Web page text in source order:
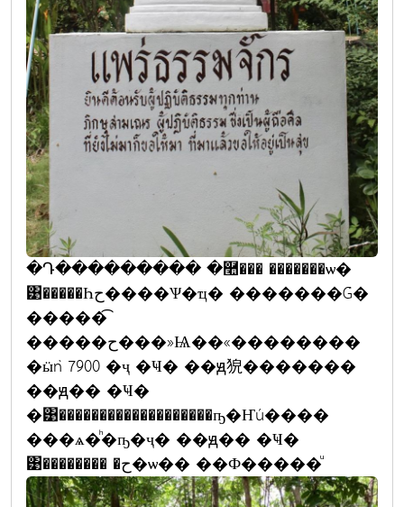
�Դ��������� �࿪��� �������ѡ�
͹�����Һح����Ѱ�ҵ� �������Ǵ�
�����͡
�����ح���»Ѩ��«��������
�ӹǹ 7900 �ҷ �Ҹ� ��ԭ㹸�������
��ԭ�� �Ҹ�
�͹�������������������ҧ�Ҥú����
���ѧ�ͪ�ҧ�ҷ� ��ԭ�� �Ҹ�
͹�������� �ح�ѡ�� ��Ф�����ͧ